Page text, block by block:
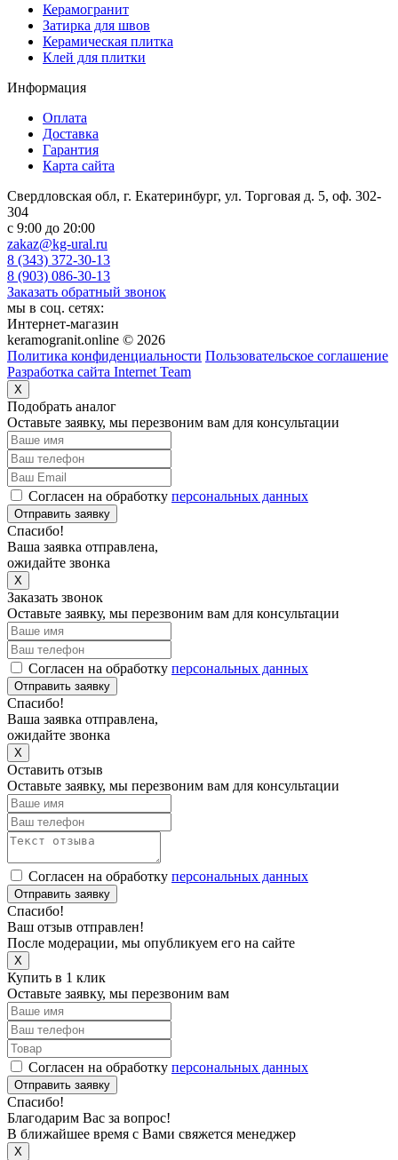
Керамогранит
Затирка для швов
Керамическая плитка
Клей для плитки
Информация
Оплата
Доставка
Гарантия
Карта сайта
Свердловская обл, г. Екатеринбург, ул. Торговая д. 5, оф. 302-
304
c 9:00 до 20:00
zakaz@kg-ural.ru
8 (343) 372-30-13
8 (903) 086-30-13
Заказать обратный звонок
мы в соц. сетях:
Интернет-магазин
keramogranit.online © 2026
Политика конфиденциальности Пользовательское соглашение
Разработка сайта Internet Team
X
Подобрать аналог
Оставьте заявку, мы перезвоним вам для консультации
Согласен на обработку персональных данных
Отправить заявку
Спасибо!
Ваша заявка отправлена,
ожидайте звонка
X
Заказать звонок
Оставьте заявку, мы перезвоним вам для консультации
Согласен на обработку персональных данных
Отправить заявку
Спасибо!
Ваша заявка отправлена,
ожидайте звонка
X
Оставить отзыв
Оставьте заявку, мы перезвоним вам для консультации
Согласен на обработку персональных данных
Отправить заявку
Спасибо!
Ваш отзыв отправлен!
После модерации, мы опубликуем его на сайте
X
Купить в 1 клик
Оставьте заявку, мы перезвоним вам
Согласен на обработку персональных данных
Отправить заявку
Спасибо!
Благодарим Вас за вопрос!
В ближайшее время с Вами свяжется менеджер
X